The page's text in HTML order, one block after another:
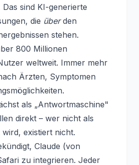
sind KI-generierte
die überden
stehen.
800 Millionen
weltweit. Immer mehr
Ärzten, Symptomen
als „Antwortmaschine"
direkt – wer nicht als
existiert nicht.
Claude (von
zu integrieren. Jeder